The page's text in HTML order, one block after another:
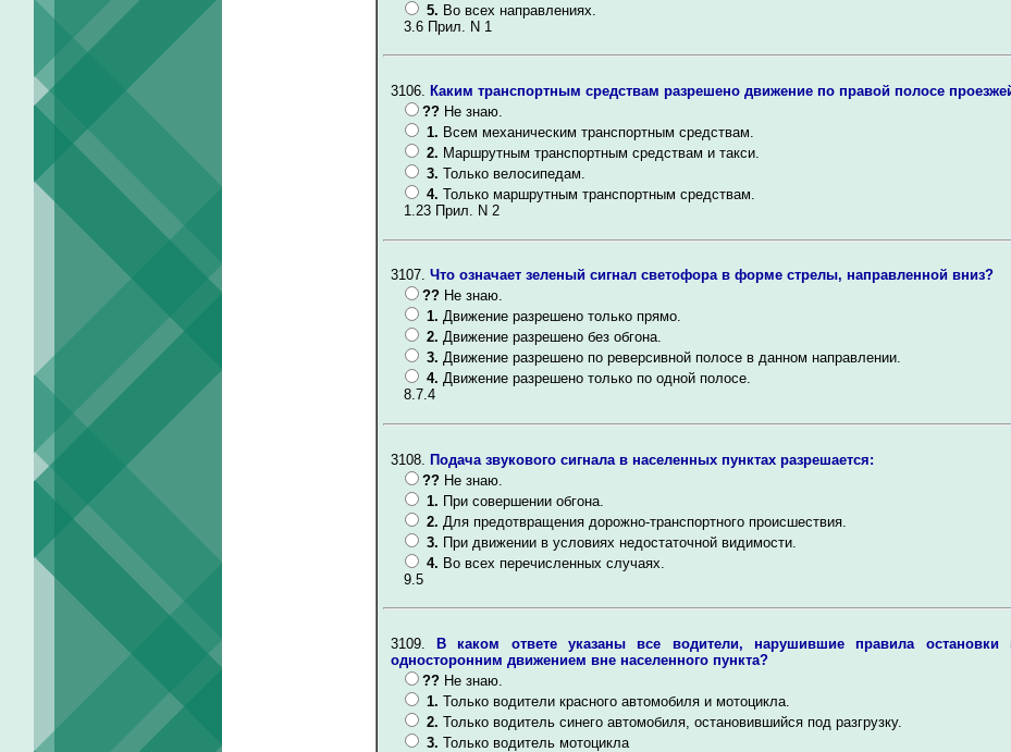
5. Во всех направлениях.
3.6 Прил. N 1
3106.
Каким транспортным средствам разрешено движение по правой полосе
?? Не знаю.
1. Всем механическим транспортным средствам.
2. Маршрутным транспортным средствам и такси.
3. Только велосипедам.
4. Только маршрутным транспортным средствам.
1.23 Прил. N 2
3107. Что означает зеленый сигнал светофора в форме стрелы, направленной вниз?
?? Не знаю.
1. Движение разрешено только прямо.
2. Движение разрешено без обгона.
3. Движение разрешено по реверсивной полосе в данном направлении.
4. Движение разрешено только по одной полосе.
8.7.4
3108. Подача звукового сигнала в населенных пунктах разрешается:
?? Не знаю.
1. При совершении обгона.
2. Для предотвращения дорожно-транспортного происшествия.
3. При движении в условиях недостаточной видимости.
4. Во всех перечисленных случаях.
9.5
3109.
В каком ответе указаны все водители, нарушившие правила остановки
односторонним движением вне населенного пункта?
?? Не знаю.
1. Только водители красного автомобиля и мотоцикла.
2. Только водитель синего автомобиля, остановившийся под разгрузку.
3. Только водитель мотоцикла